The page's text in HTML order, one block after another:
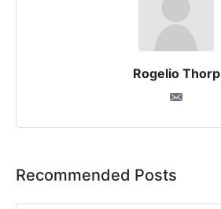
Rogelio Thorp
Recommended Posts